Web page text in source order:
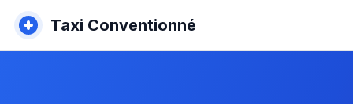
Taxi Conventionné